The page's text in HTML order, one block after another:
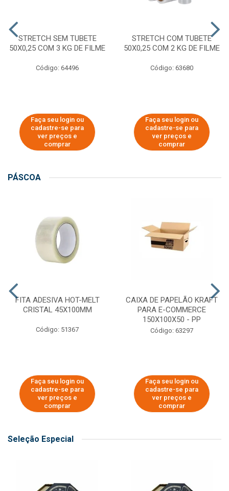
STRETCH SEM TUBETE
50X0,25 COM 3 KG DE FILME
Código: 64496
Faça seu login ou
cadastre-se para
ver preços e
comprar
STRETCH COM TUBETE
50X0,25 COM 2 KG DE FILME
Código: 63680
Faça seu login ou
cadastre-se para
ver preços e
comprar
PÁSCOA
FITA ADESIVA HOT-MELT
CRISTAL 45X100MM
Código: 51367
Faça seu login ou
cadastre-se para
ver preços e
comprar
CAIXA DE PAPELÃO KRAFT
PARA E-COMMERCE
150X100X50 - PP
Código: 63297
Faça seu login ou
cadastre-se para
ver preços e
comprar
Seleção Especial